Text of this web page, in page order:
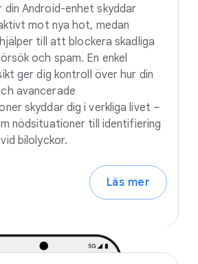
din Android-enhet skyddar
mot nya hot, medan
till att blockera skadliga
och spam. En enkel
ger dig kontroll över hur din
avancerade
skyddar dig i verkliga livet –
nödsituationer till identifiering
bilolyckor.
Läs mer